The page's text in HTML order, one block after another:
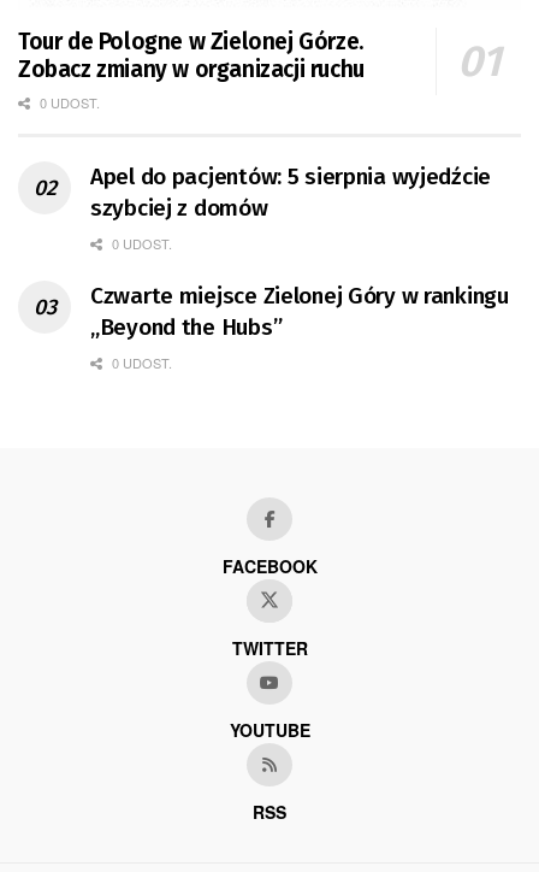
Tour de Pologne w Zielonej Górze.
Zobacz zmiany w organizacji ruchu
0 UDOST.
Apel do pacjentów: 5 sierpnia wyjedźcie
szybciej z domów
0 UDOST.
Czwarte miejsce Zielonej Góry w rankingu
„Beyond the Hubs”
0 UDOST.
FACEBOOK
TWITTER
YOUTUBE
RSS